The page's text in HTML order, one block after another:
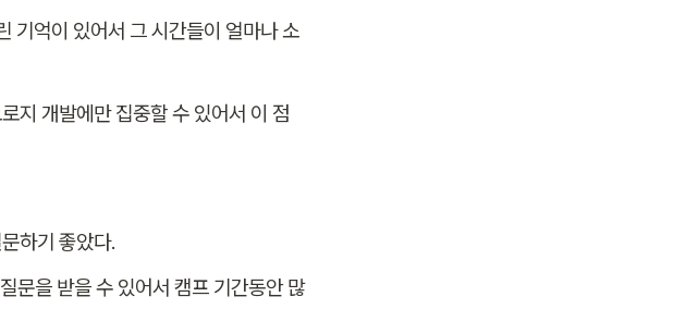
기억이 있어서 그 시간들이 얼마나 소
지 개발에만 집중할 수 있어서 이 점
하기 좋았다.
문을 받을 수 있어서 캠프 기간동안 많